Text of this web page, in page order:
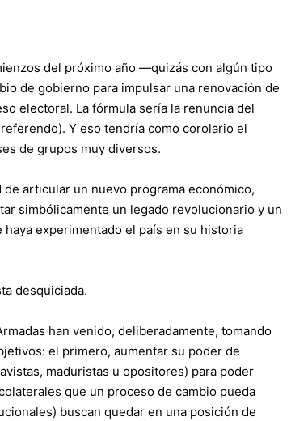
del próximo año —quizás con algún tipo
de gobierno para impulsar una renovación de
electoral. La fórmula sería la renuncia del
Y eso tendría como corolario el
de grupos muy diversos.
articular un nuevo programa económico,
simbólicamente un legado revolucionario y un
experimentado el país en su historia
desquiciada.
han venido, deliberadamente, tomando
el primero, aumentar su poder de
maduristas u opositores) para poder
que un proceso de cambio pueda
buscan quedar en una posición de